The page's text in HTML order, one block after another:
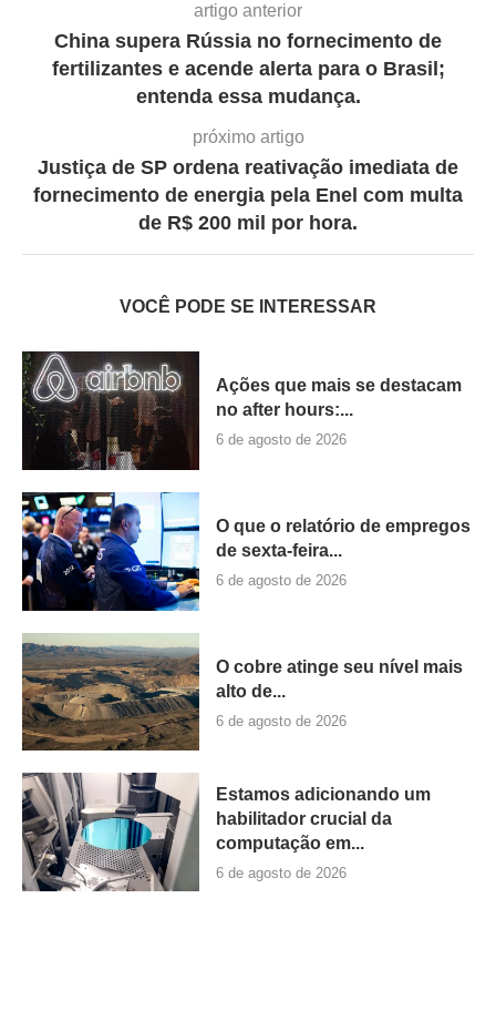
artigo anterior
China supera Rússia no fornecimento de
fertilizantes e acende alerta para o Brasil;
entenda essa mudança.
próximo artigo
Justiça de SP ordena reativação imediata de
fornecimento de energia pela Enel com multa
de R$ 200 mil por hora.
VOCÊ PODE SE INTERESSAR
Ações que mais se destacam
no after hours:...
6 de agosto de 2026
O que o relatório de empregos
de sexta-feira...
6 de agosto de 2026
O cobre atinge seu nível mais
alto de...
6 de agosto de 2026
Estamos adicionando um
habilitador crucial da
computação em...
6 de agosto de 2026